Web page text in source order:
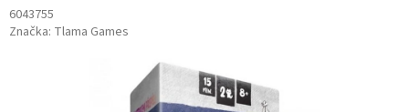
6043755
Značka: Tlama Games